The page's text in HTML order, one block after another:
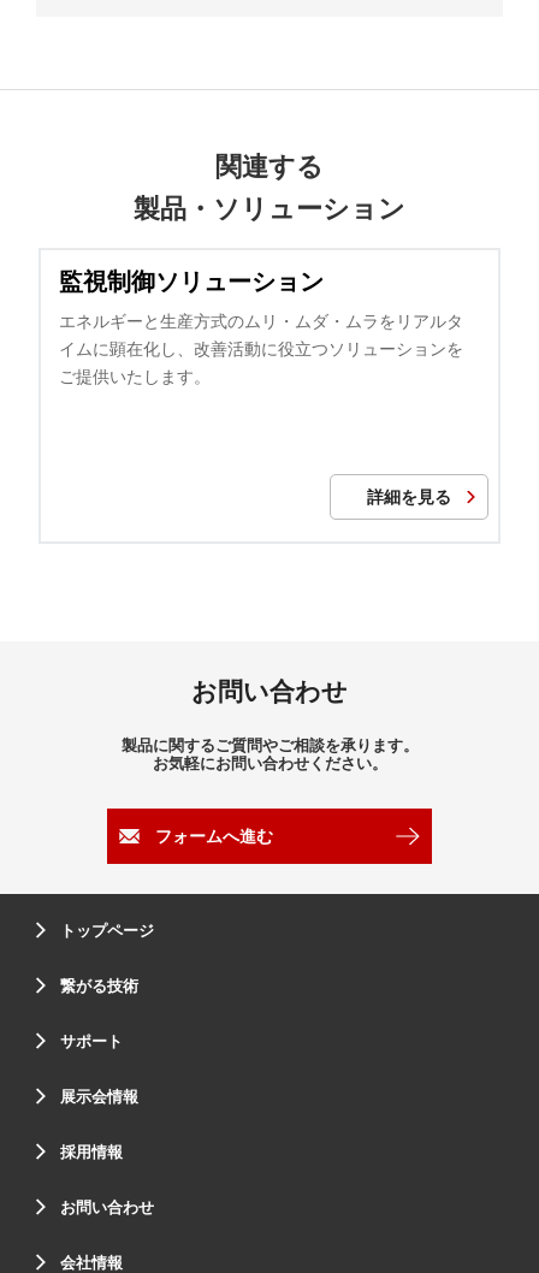
関連する
製品・ソリューション
監視制御ソリューション
エネルギーと生産方式のムリ・ムダ・ムラをリアルタ
イムに顕在化し、改善活動に役立つソリューションを
ご提供いたします。
詳細を見る
お問い合わせ
製品に関するご質問やご相談を承ります。
お気軽にお問い合わせください。
フォームへ進む
トップページ
繋がる技術
サポート
展示会情報
採用情報
お問い合わせ
会社情報